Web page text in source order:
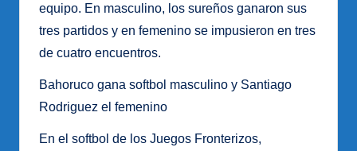
equipo. En masculino, los sureños ganaron sus
tres partidos y en femenino se impusieron en tres
de cuatro encuentros.
Bahoruco gana softbol masculino y Santiago
Rodriguez el femenino
En el softbol de los Juegos Fronterizos,